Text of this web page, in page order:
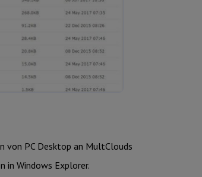
von PC Desktop an MultClouds
in Windows Explorer.